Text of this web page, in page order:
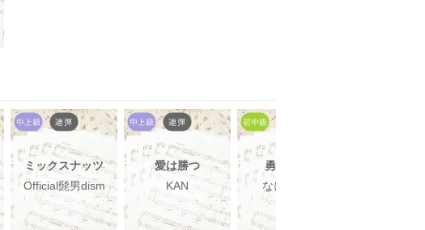
ミックスナッツ
Official髭男dism
愛は勝つ
KAN
勇気100%
なにわ男子